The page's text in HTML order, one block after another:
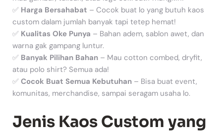
✅ Harga Bersahabat – Cocok buat lo yang butuh kaos
custom dalam jumlah banyak tapi tetep hemat!
✅ Kualitas Oke Punya – Bahan adem, sablon awet, dan
warna gak gampang luntur.
✅ Banyak Pilihan Bahan – Mau cotton combed, dryfit,
atau polo shirt? Semua ada!
✅ Cocok Buat Semua Kebutuhan – Bisa buat event,
komunitas, merchandise, sampai seragam usaha lo.
Jenis Kaos Custom yang